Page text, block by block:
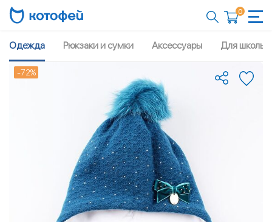
0
Одежда Рюкзаки и сумки Аксессуары Для школы
-72%